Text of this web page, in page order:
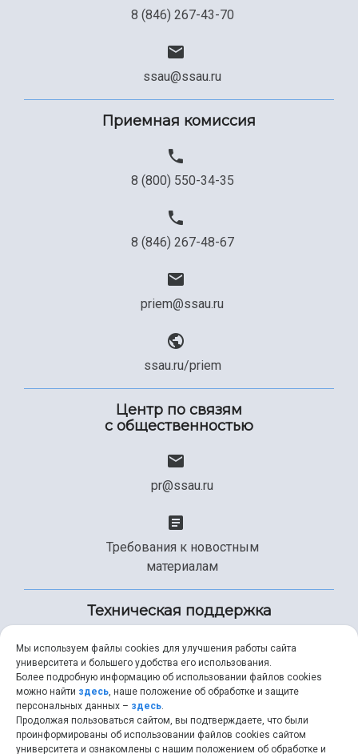
8 (846) 267-43-70
ssau@ssau.ru
Приемная комиссия
8 (800) 550-34-35
8 (846) 267-48-67
priem@ssau.ru
ssau.ru/priem
Центр по связям
с общественностью
pr@ssau.ru
Требования к новостным
материалам
Техническая поддержка
+7 (846) 267-49-99
help@ssau.ru
Мы используем файлы cookies для улучшения работы сайта
университета и большего удобства его использования.
Более подробную информацию об использовании файлов cookies
можно найти здесь, наше положение об обработке и защите
персональных данных – здесь.
Продолжая пользоваться сайтом, вы подтверждаете, что были
проинформированы об использовании файлов cookies сайтом
университета и ознакомлены с нашим положением об обработке и